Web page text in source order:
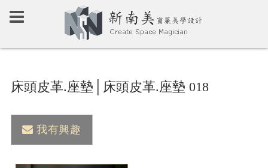
床頭皮革.座墊│床頭皮革.座墊 018
我有興趣